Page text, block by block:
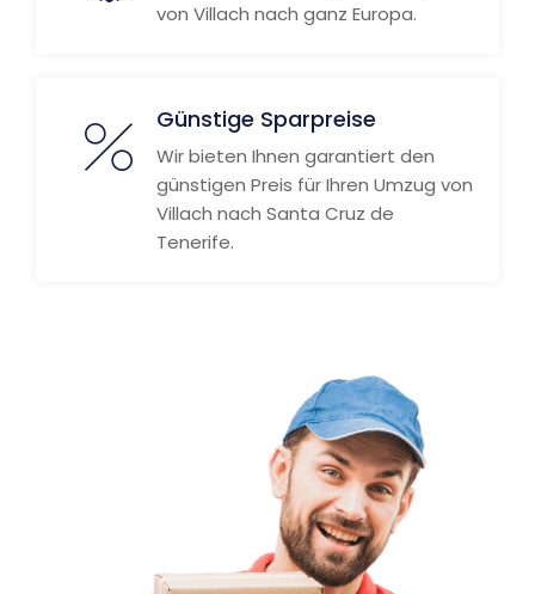
von Villach nach ganz Europa.
Günstige Sparpreise
Wir bieten Ihnen garantiert den
günstigen Preis für Ihren Umzug von
Villach nach Santa Cruz de
Tenerife.